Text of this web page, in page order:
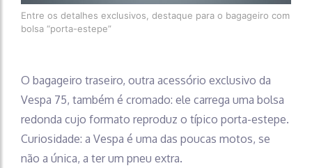
Entre os detalhes exclusivos, destaque para o bagageiro com
bolsa “porta-estepe”
O bagageiro traseiro, outra acessório exclusivo da
Vespa 75, também é cromado: ele carrega uma bolsa
redonda cujo formato reproduz o típico porta-estepe.
Curiosidade: a Vespa é uma das poucas motos, se
não a única, a ter um pneu extra.